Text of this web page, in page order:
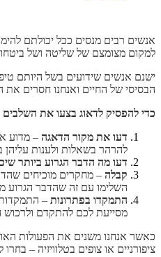
אנשים רבים מנסים ככל יכולתם
למקום מצומצם של שליטה ושל
ישנם אנשים שידועים בשל היותם
הבסיסי של החיים ואנחנו חסרים את
כדי להפסיק לדאוג בצעו את
דעו את מקור הדאגה – מדוע
להרהר בשאלות ולענות עליהן
דעו מה הדבר הגרוע ביותר
קבלה – מחקרים מוכיחים
השלימו עם זה שהדבר הגרוע
התמקדו בפתרונות –
מסייעת לכם להתקדם ולרכוש
כאשר אנחנו משנים את הפעולות
ציפורניים או צופים בטלוויזיה –